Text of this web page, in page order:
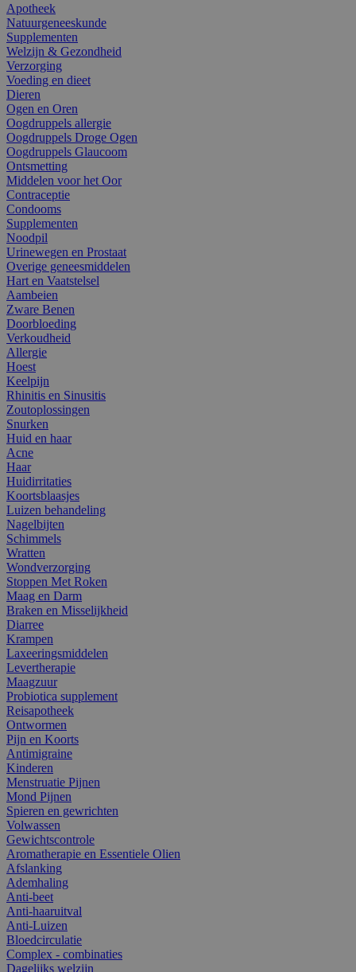
Apotheek
Natuurgeneeskunde
Supplementen
Welzijn & Gezondheid
Verzorging
Voeding en dieet
Dieren
Ogen en Oren
Oogdruppels allergie
Oogdruppels Droge Ogen
Oogdruppels Glaucoom
Ontsmetting
Middelen voor het Oor
Contraceptie
Condooms
Supplementen
Noodpil
Urinewegen en Prostaat
Overige geneesmiddelen
Hart en Vaatstelsel
Aambeien
Zware Benen
Doorbloeding
Verkoudheid
Allergie
Hoest
Keelpijn
Rhinitis en Sinusitis
Zoutoplossingen
Snurken
Huid en haar
Acne
Haar
Huidirritaties
Koortsblaasjes
Luizen behandeling
Nagelbijten
Schimmels
Wratten
Wondverzorging
Stoppen Met Roken
Maag en Darm
Braken en Misselijkheid
Diarree
Krampen
Laxeeringsmiddelen
Levertherapie
Maagzuur
Probiotica supplement
Reisapotheek
Ontwormen
Pijn en Koorts
Antimigraine
Kinderen
Menstruatie Pijnen
Mond Pijnen
Spieren en gewrichten
Volwassen
Gewichtscontrole
Aromatherapie en Essentiele Olien
Afslanking
Ademhaling
Anti-beet
Anti-haaruitval
Anti-Luizen
Bloedcirculatie
Complex - combinaties
Dagelijks welzijn